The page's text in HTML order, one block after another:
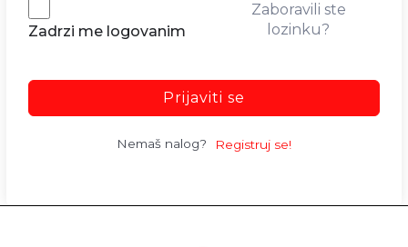
Zadrzi me logovanim
Zaboravili ste
lozinku?
Prijaviti se
Nemaš nalog? Registruj se!